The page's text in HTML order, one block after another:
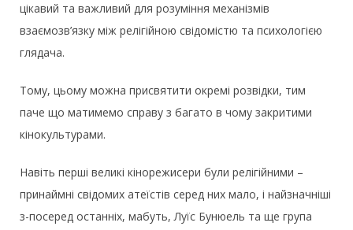
цікавий та важливий для розуміння механізмів
взаємозв’язку між релігійною свідомістю та психологією
глядача.
Тому, цьому можна присвятити окремі розвідки, тим
паче що матимемо справу з багато в чому закритими
кінокультурами.
Навіть перші великі кінорежисери були релігійними –
принаймні свідомих атеїстів серед них мало, і найзначніші
з-посеред останніх, мабуть, Луїс Бунюель та ще група